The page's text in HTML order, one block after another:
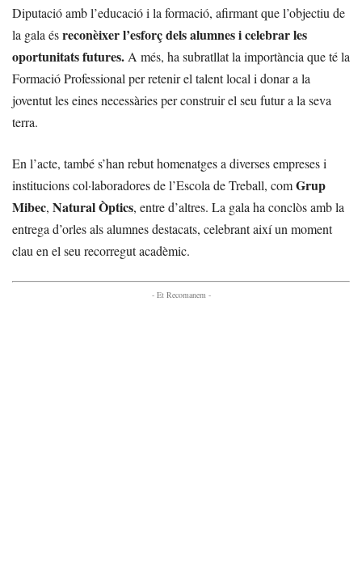
Diputació amb l’educació i la formació, afirmant que l’objectiu de
la gala ésreconèixer l’esforç dels alumnes i celebrar les
oportunitats futures. A més, ha subratllat la importància que té la
Formació Professional per retenir el talent local i donar a la
joventut les eines necessàries per construir el seu futur a la seva
terra.
En l’acte, també s’han rebut homenatges a diverses empreses i
institucions col·laboradores de l’Escola de Treball, comGrup
Mibec, Natural Òptics, entre d’altres. La gala ha conclòs amb la
entrega d’orles als alumnes destacats, celebrant així un moment
clau en el seu recorregut acadèmic.
- Et Recomanem -